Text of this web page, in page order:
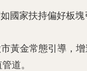
國家扶持偏好板
黃金常態引導，
道。